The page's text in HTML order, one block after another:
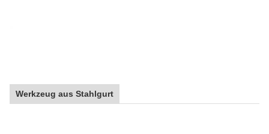
Werkzeug aus Stahlgurt